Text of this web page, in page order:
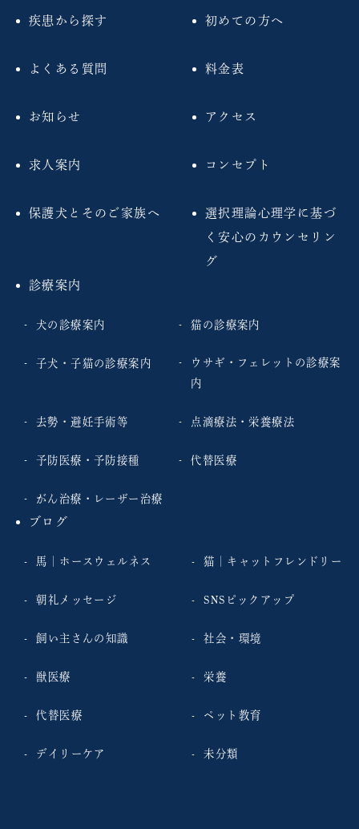
疾患から探す 初めての方へ
よくある質問 料金表
お知らせ アクセス
求人案内 コンセプト
保護犬とそのご家族へ
選択理論心理学に基づ
く安心のカウンセリン
グ
診療案内
犬の診療案内 猫の診療案内
子犬・子猫の診療案内
ウサギ・フェレットの診療案
内
去勢・避妊手術等 点滴療法・栄養療法
予防医療・予防接種 代替医療
がん治療・レーザー治療
ブログ
馬｜ホースウェルネス 猫｜キャットフレンドリー
朝礼メッセージ SNSピックアップ
飼い主さんの知識 社会・環境
獣医療 栄養
代替医療 ペット教育
デイリーケア 未分類